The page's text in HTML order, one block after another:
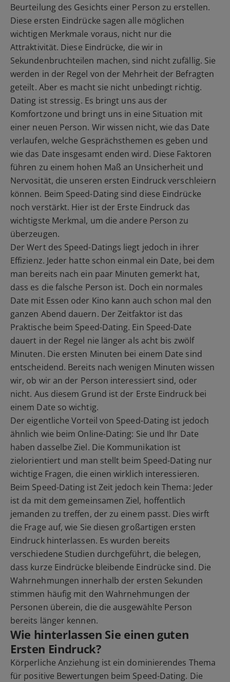
Beurteilung des Gesichts einer Person zu erstellen.
Diese ersten Eindrücke sagen alle möglichen
wichtigen Merkmale voraus, nicht nur die
Attraktivität. Diese Eindrücke, die wir in
Sekundenbruchteilen machen, sind nicht zufällig. Sie
werden in der Regel von der Mehrheit der Befragten
geteilt. Aber es macht sie nicht unbedingt richtig.
Dating ist stressig. Es bringt uns aus der
Komfortzone und bringt uns in eine Situation mit
einer neuen Person. Wir wissen nicht, wie das Date
verlaufen, welche Gesprächsthemen es geben und
wie das Date insgesamt enden wird. Diese Faktoren
führen zu einem hohen Maß an Unsicherheit und
Nervosität, die unseren ersten Eindruck verschleiern
können. Beim Speed-Dating sind diese Eindrücke
noch verstärkt. Hier ist der Erste Eindruck das
wichtigste Merkmal, um die andere Person zu
überzeugen.
Der Wert des Speed-Datings liegt jedoch in ihrer
Effizienz. Jeder hatte schon einmal ein Date, bei dem
man bereits nach ein paar Minuten gemerkt hat,
dass es die falsche Person ist. Doch ein normales
Date mit Essen oder Kino kann auch schon mal den
ganzen Abend dauern. Der Zeitfaktor ist das
Praktische beim Speed-Dating. Ein Speed-Date
dauert in der Regel nie länger als acht bis zwölf
Minuten. Die ersten Minuten bei einem Date sind
entscheidend. Bereits nach wenigen Minuten wissen
wir, ob wir an der Person interessiert sind, oder
nicht. Aus diesem Grund ist der Erste Eindruck bei
einem Date so wichtig.
Der eigentliche Vorteil von Speed-Dating ist jedoch
ähnlich wie beim Online-Dating: Sie und Ihr Date
haben dasselbe Ziel. Die Kommunikation ist
zielorientiert und man stellt beim Speed-Dating nur
wichtige Fragen, die einen wirklich interessieren.
Beim Speed-Dating ist Zeit jedoch kein Thema: Jeder
ist da mit dem gemeinsamen Ziel, hoffentlich
jemanden zu treffen, der zu einem passt. Dies wirft
die Frage auf, wie Sie diesen großartigen ersten
Eindruck hinterlassen. Es wurden bereits
verschiedene Studien durchgeführt, die belegen,
dass kurze Eindrücke bleibende Eindrücke sind. Die
Wahrnehmungen innerhalb der ersten Sekunden
stimmen häufig mit den Wahrnehmungen der
Personen überein, die die ausgewählte Person
bereits länger kennen.
Wie hinterlassen Sie einen guten
Ersten Eindruck?
Körperliche Anziehung ist ein dominierendes Thema
für positive Bewertungen beim Speed-Dating. Die